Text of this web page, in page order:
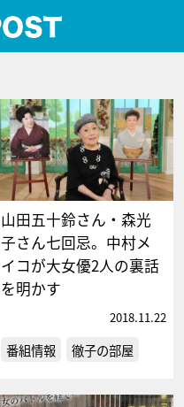
山田五十鈴さん・森光
子さん七回忌。中村メ
イコが大女優2人の裏話
を明かす
2018.11.22
番組情報 徹子の部屋